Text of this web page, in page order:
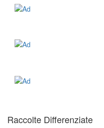
Raccolte Differenziate